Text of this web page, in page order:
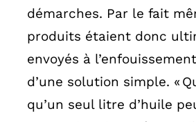
démarches. Par le fait
produits étaient donc
envoyés à
d’une solution simple. «
qu’un seul litre d’huile